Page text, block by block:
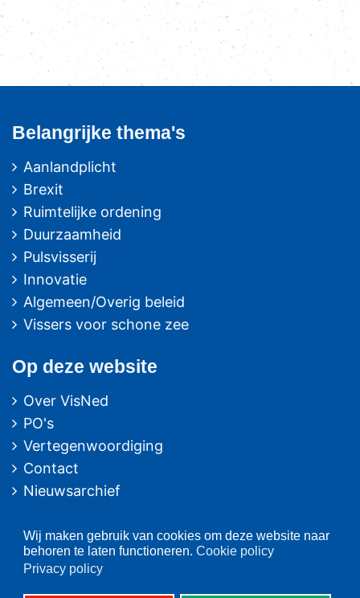
Wij maken gebruik van cookies om deze website naar
behoren te laten functioneren. Cookie policy
Privacy policy
Belangrijke thema's
Aanlandplicht
Brexit
Ruimtelijke ordening
Duurzaamheid
Pulsvisserij
Innovatie
Algemeen/Overig beleid
Vissers voor schone zee
Op deze website
Over VisNed
PO's
Vertegenwoordiging
Contact
Nieuwsarchief
Contactinformatie
Postbus 59